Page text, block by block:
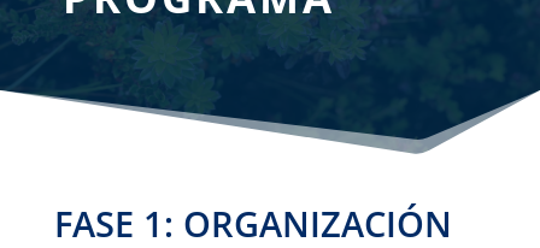
FASE 1: ORGANIZACIÓN